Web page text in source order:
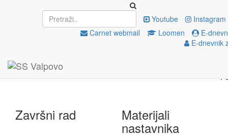
Youtube
Instagram
Carnet webmail
Loomen
E-
E-dnevnik
EU projekti
e-Škole
Završni rad Materijali
nastavnika